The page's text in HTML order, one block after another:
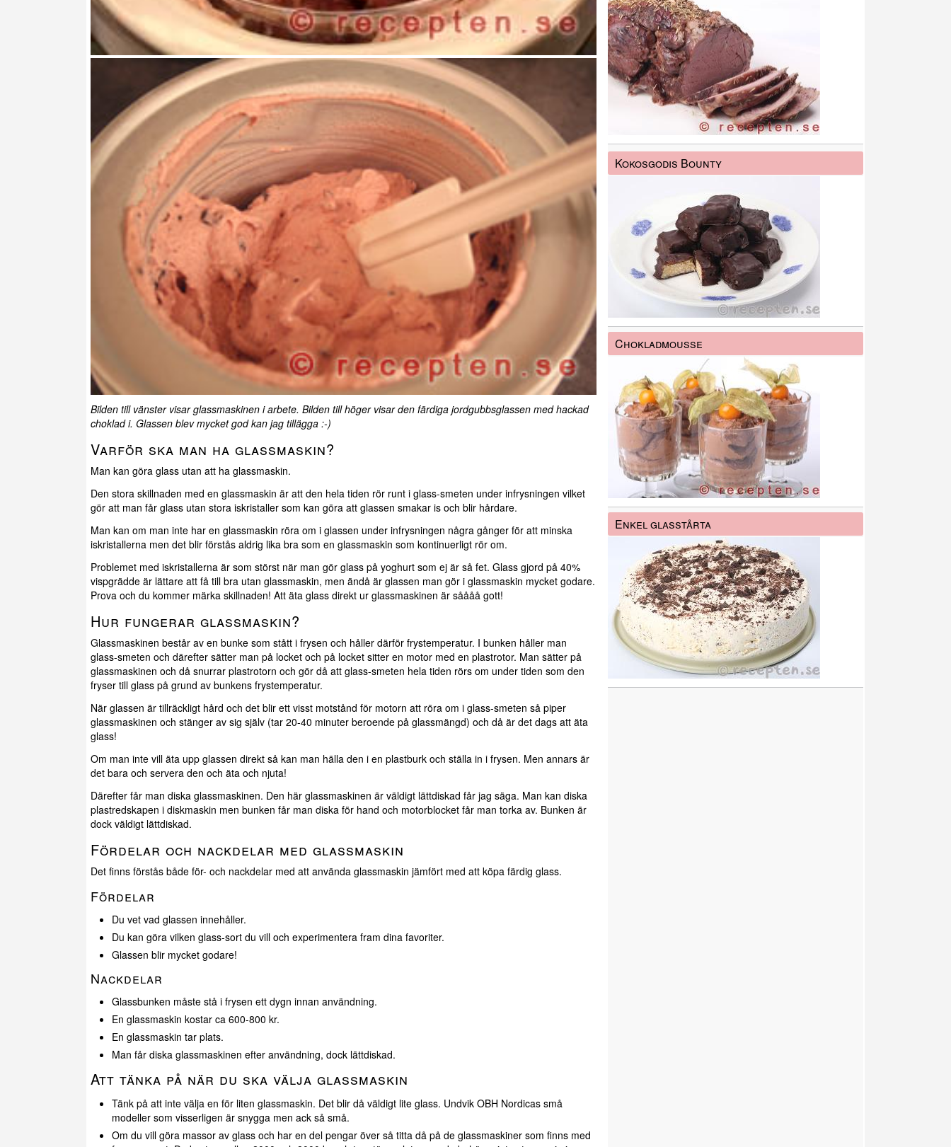
Bilden till vänster visar glassmaskinen i arbete. Bilden till höger visar den färdiga jordgubbsglassen med hackad
choklad i. Glassen blev mycket god kan jag tillägga :-)
Varför ska man ha glassmaskin?
Man kan göra glass utan att ha glassmaskin.
Den stora skillnaden med en glassmaskin är att den hela tiden rör runt i glass-smeten under infrysningen vilket
gör att man får glass utan stora iskristaller som kan göra att glassen smakar is och blir hårdare.
Man kan om man inte har en glassmaskin röra om i glassen under infrysningen några gånger för att minska
iskristallerna men det blir förstås aldrig lika bra som en glassmaskin som kontinuerligt rör om.
Problemet med iskristallerna är som störst när man gör glass på yoghurt som ej är så fet. Glass gjord på 40%
vispgrädde är lättare att få till bra utan glassmaskin, men ändå är glassen man gör i glassmaskin mycket godare.
Prova och du kommer märka skillnaden! Att äta glass direkt ur glassmaskinen är såååå gott!
Hur fungerar glassmaskin?
Glassmaskinen består av en bunke som stått i frysen och håller därför frystemperatur. I bunken håller man
glass-smeten och därefter sätter man på locket och på locket sitter en motor med en plastrotor. Man sätter på
glassmaskinen och då snurrar plastrotorn och gör då att glass-smeten hela tiden rörs om under tiden som den
fryser till glass på grund av bunkens frystemperatur.
När glassen är tillräckligt hård och det blir ett visst motstånd för motorn att röra om i glass-smeten så piper
glassmaskinen och stänger av sig själv (tar 20-40 minuter beroende på glassmängd) och då är det dags att äta
glass!
Om man inte vill äta upp glassen direkt så kan man hälla den i en plastburk och ställa in i frysen. Men annars är
det bara och servera den och äta och njuta!
Därefter får man diska glassmaskinen. Den här glassmaskinen är väldigt lättdiskad får jag säga. Man kan diska
plastredskapen i diskmaskin men bunken får man diska för hand och motorblocket får man torka av. Bunken är
dock väldigt lättdiskad.
Fördelar och nackdelar med glassmaskin
Det finns förstås både för- och nackdelar med att använda glassmaskin jämfört med att köpa färdig glass.
Fördelar
Du vet vad glassen innehåller.
Du kan göra vilken glass-sort du vill och experimentera fram dina favoriter.
Glassen blir mycket godare!
Nackdelar
Glassbunken måste stå i frysen ett dygn innan användning.
En glassmaskin kostar ca 600-800 kr.
En glassmaskin tar plats.
Man får diska glassmaskinen efter användning, dock lättdiskad.
Att tänka på när du ska välja glassmaskin
Tänk på att inte välja en för liten glassmaskin. Det blir då väldigt lite glass. Undvik OBH Nordicas små
modeller som visserligen är snygga men ack så små.
Om du vill göra massor av glass och har en del pengar över så titta då på de glassmaskiner som finns med
Kokosgodis Bounty
Chokladmousse
Enkel glasstårta